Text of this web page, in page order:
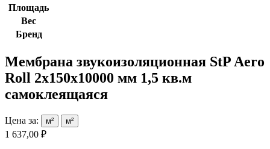
Площадь
Вес
Бренд
Мембрана звукоизоляционная StP Aero
Roll 2х150х10000 мм 1,5 кв.м
самоклеящаяся
Цена за: м² м²
1 637,00 ₽